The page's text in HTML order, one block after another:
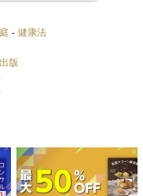
→気虚体質②血が足りない→
番に解決していくと血流が
の改善にもつながる。
ていること→胃腸を丈夫に
ること。その際お腹が鳴る
く、実はお腹を掃除中の合
はできないので、この空腹時
- 健康法
版